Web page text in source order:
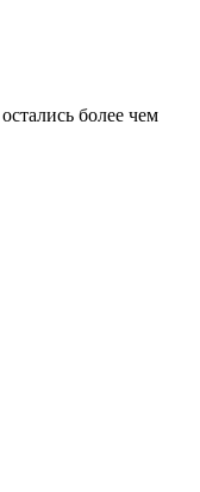
более чем